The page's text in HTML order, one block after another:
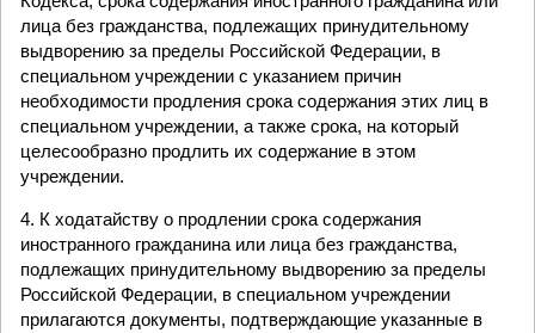
лица без гражданства, подлежащих принудительному
выдворению за пределы Российской Федерации, в
специальном учреждении с указанием причин
необходимости продления срока содержания этих лиц в
специальном учреждении, а также срока, на который
целесообразно продлить их содержание в этом
учреждении.
4. К ходатайству о продлении срока содержания
иностранного гражданина или лица без гражданства,
подлежащих принудительному выдворению за пределы
Российской Федерации, в специальном учреждении
прилагаются документы, подтверждающие указанные в